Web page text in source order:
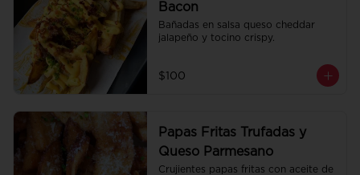
Bacon
Bañadas en salsa queso cheddar
jalapeño y tocino crispy.
$100
Papas Fritas Trufadas y
Queso Parmesano
Crujientes papas fritas con aceite de